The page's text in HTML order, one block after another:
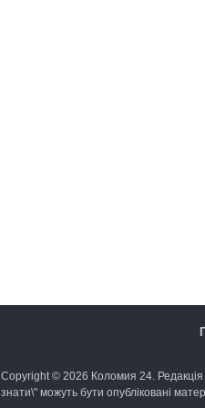
Copyright © 2026 Коломия 24. Редакція
знати\" можуть бути опубліковані